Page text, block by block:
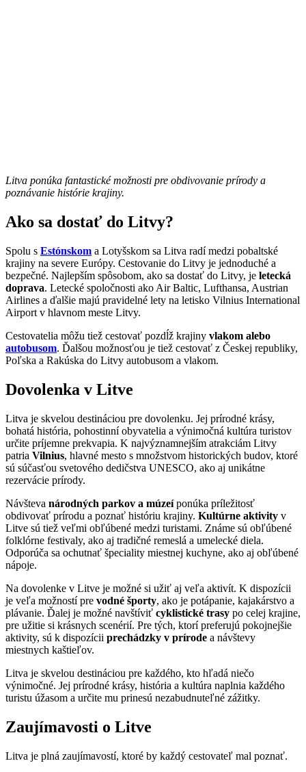
Litva ponúka fantastické možnosti pre obdivovanie prírody a
poznávanie histórie krajiny.
Ako sa dostať do Litvy?
Spolu s Estónskom a Lotyšskom sa Litva radí medzi pobaltské
krajiny na severe Európy. Cestovanie do Litvy je jednoduché a
bezpečné. Najlepším spôsobom, ako sa dostať do Litvy, je letecká
doprava. Letecké spoločnosti ako Air Baltic, Lufthansa, Austrian
Airlines a ďalšie majú pravidelné lety na letisko Vilnius International
Airport v hlavnom meste Litvy.
Cestovatelia môžu tiež cestovať pozdĺž krajiny vlakom alebo
autobusom. Ďalšou možnosťou je tiež cestovať z Českej republiky,
Poľska a Rakúska do Litvy autobusom a vlakom.
Dovolenka v Litve
Litva je skvelou destináciou pre dovolenku. Jej prírodné krásy,
bohatá história, pohostinní obyvatelia a výnimočná kultúra turistov
určite príjemne prekvapia. K najvýznamnejším atrakciám Litvy
patria Vilnius, hlavné mesto s množstvom historických budov, ktoré
sú súčasťou svetového dedičstva UNESCO, ako aj unikátne
rezervácie prírody.
Návšteva národných parkov a múzeíponúka príležitosť
obdivovať prírodu a poznať históriu krajiny. Kultúrne aktivity v
Litve sú tiež veľmi obľúbené medzi turistami. Známe sú obľúbené
folklórne festivaly, ako aj tradičné remeslá a umelecké diela.
Odporúča sa ochutnať špeciality miestnej kuchyne, ako aj obľúbené
nápoje.
Na dovolenke v Litve je možné si užiť aj veľa aktivít. K dispozícii
je veľa možností pre vodné športy, ako je potápanie, kajakárstvo a
plávanie. Ďalej je možné navštíviť cyklistické trasy po celej krajine,
pre užitie si krásnych scenérií. Pre tých, ktorí preferujú pokojnejšie
aktivity, sú k dispozícii prechádzky v prírode a návštevy
miestnych kaštieľov.
Litva je skvelou destináciou pre každého, kto hľadá niečo
výnimočné. Jej prírodné krásy, história a kultúra naplnia každého
turistu úžasom a určite mu prinesú nezabudnuteľné zážitky.
Zaujímavosti o Litve
Litva je plná zaujímavostí, ktoré by každý cestovateľ mal poznať.